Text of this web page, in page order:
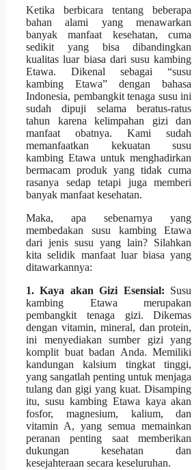
Ketika berbicara tentang beberapa
bahan alami yang menawarkan
banyak manfaat kesehatan, cuma
sedikit yang bisa dibandingkan
kualitas luar biasa dari susu kambing
Etawa. Dikenal sebagai “susu
kambing Etawa” dengan bahasa
Indonesia, pembangkit tenaga susu ini
sudah dipuji selama beratus-ratus
tahun karena kelimpahan gizi dan
manfaat obatnya. Kami sudah
memanfaatkan kekuatan susu
kambing Etawa untuk menghadirkan
bermacam produk yang tidak cuma
rasanya sedap tetapi juga memberi
banyak manfaat kesehatan.
Maka, apa sebenarnya yang
membedakan susu kambing Etawa
dari jenis susu yang lain? Silahkan
kita selidik manfaat luar biasa yang
ditawarkannya:
1. Kaya akan Gizi Esensial: Susu
kambing Etawa merupakan
pembangkit tenaga gizi. Dikemas
dengan vitamin, mineral, dan protein,
ini menyediakan sumber gizi yang
komplit buat badan Anda. Memiliki
kandungan kalsium tingkat tinggi,
yang sangatlah penting untuk menjaga
tulang dan gigi yang kuat. Disamping
itu, susu kambing Etawa kaya akan
fosfor, magnesium, kalium, dan
vitamin A, yang semua memainkan
peranan penting saat memberikan
dukungan kesehatan dan
kesejahteraan secara keseluruhan.